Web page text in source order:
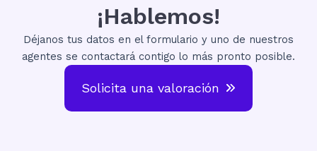
¡Hablemos!
Déjanos tus datos en el formulario y uno de nuestros
agentes se contactará contigo lo más pronto posible.
Solicita una valoración